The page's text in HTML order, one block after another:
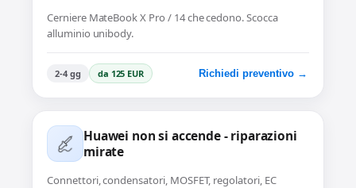
Cerniere MateBook X Pro / 14 che cedono. Scocca
alluminio unibody.
2-4 gg da 125 EUR Richiedi preventivo →
Huawei non si accende - riparazioni
mirate
Connettori, condensatori, MOSFET, regolatori, EC